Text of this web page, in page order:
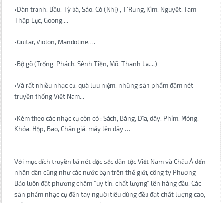
•Đàn tranh, Bầu, Tỳ bà, Sáo, Cò (Nhị) , T'Rưng, Kìm, Nguyệt, Tam
Thập Lục, Goong,...
•Guitar, Violon, Mandoline….
•Bộ gõ (Trống, Phách, Sênh Tiền, Mõ, Thanh La....)
•Và rất nhiều nhạc cụ, quà lưu niệm, những sản phẩm đậm nét
truyền thống Việt Nam...
•Kèm theo các nhạc cụ còn có : Sách, Băng, Đĩa, dây, Phím, Móng,
Khóa, Hộp, Bao, Chân giá, máy lên dây …
Với mục đích truyền bá nét đặc sắc dân tộc Việt Nam và Châu Á đến
nhân dân cũng như các nước bạn trên thế giới, công ty Phương
Bảo luôn đặt phương châm "uy tín, chất lượng" lên hàng đầu. Các
sản phẩm nhạc cụ đến tay người tiêu dùng đều đạt chất lượng cao,